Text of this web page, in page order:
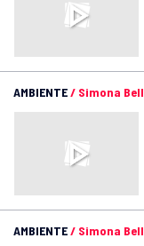
AMBIENTE/ Simona
AMBIENTE/ Simona